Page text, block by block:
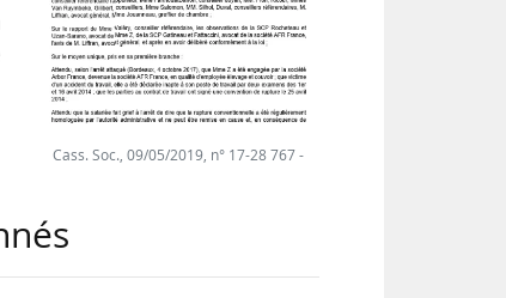
Cass. Soc., 09/05/2019, n° 17-28 767 -